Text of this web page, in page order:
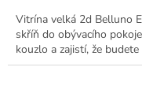
Vitrína velká 2d Belluno
skříň do obývacího
kouzlo a zajistí, že